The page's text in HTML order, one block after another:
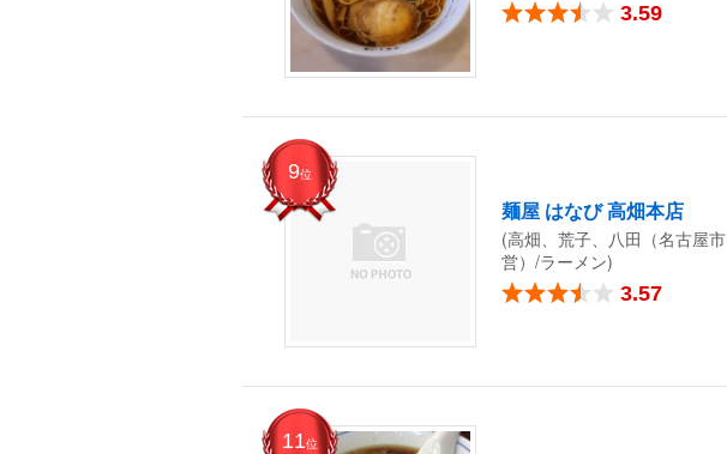
3.59
9位
麺屋 はなび 高畑本店
(高畑、荒子、八田（名古屋市
営）/ラーメン)
3.57
11位